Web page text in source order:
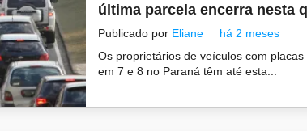
última parcela encerra nesta
Publicado por Eliane
há 2 meses
Os proprietários de veículos com
em 7 e 8 no Paraná têm até esta...